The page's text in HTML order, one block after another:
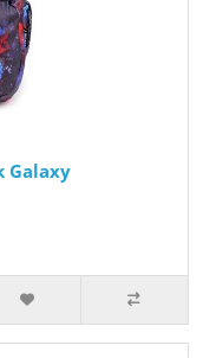
Galaxy